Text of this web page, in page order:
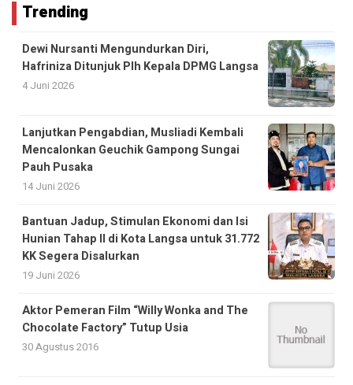
Trending
Dewi Nursanti Mengundurkan Diri,
Hafriniza Ditunjuk Plh Kepala DPMG Langsa
4 Juni 2026
Lanjutkan Pengabdian, Musliadi Kembali
Mencalonkan Geuchik Gampong Sungai
Pauh Pusaka
14 Juni 2026
Bantuan Jadup, Stimulan Ekonomi dan Isi
Hunian Tahap II di Kota Langsa untuk 31.772
KK Segera Disalurkan
19 Juni 2026
Aktor Pemeran Film “Willy Wonka and The
Chocolate Factory” Tutup Usia
30 Agustus 2016